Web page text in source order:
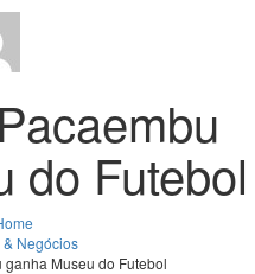
do Futebol
& Negócios
Museu do Futebol